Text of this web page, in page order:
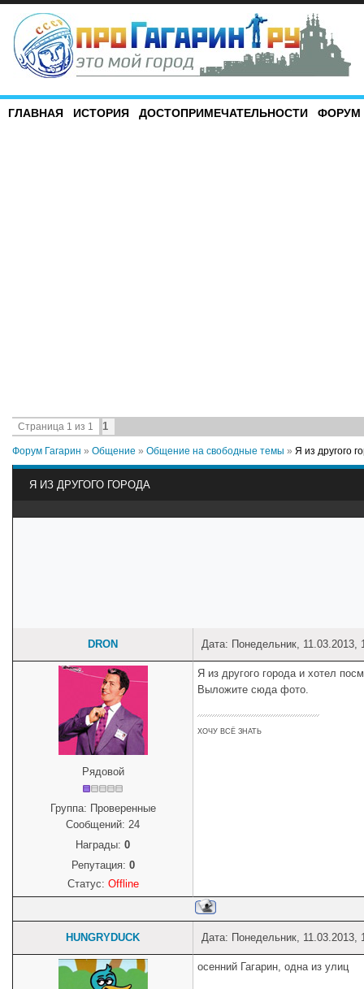
ГЛАВНАЯ ИСТОРИЯ ДОСТОПРИМЕЧАТЕЛЬНОСТИ ФОРУМ
Страница 1 из 1 1
Форум Гагарин » Общение » Общение на свободные темы » Я из другого
Я ИЗ ДРУГОГО ГОРОДА
DRON Дата: Понедельник,
Рядовой
Группа: Проверенные
Сообщений: 24
Награды: 0
Репутация: 0
Статус: Offline
Я из другого города и хотел
Выложите сюда фото.
ХОЧУ ВСЁ ЗНАТЬ
HUNGRYDUCK Дата: Понедельник,
осенний Гагарин, одна из улиц